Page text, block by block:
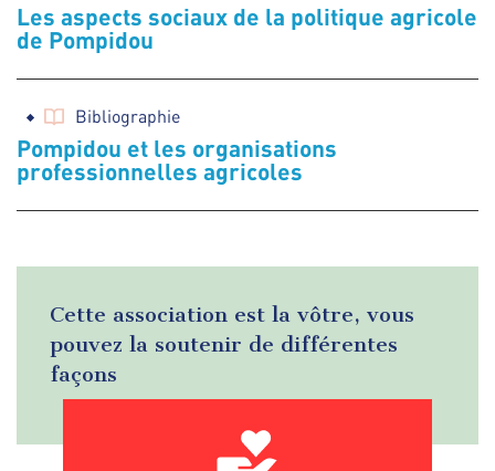
Les aspects sociaux de la politique agricole
de Pompidou
Bibliographie
Pompidou et les organisations
professionnelles agricoles
Cette association est la vôtre, vous
pouvez la soutenir de différentes
façons